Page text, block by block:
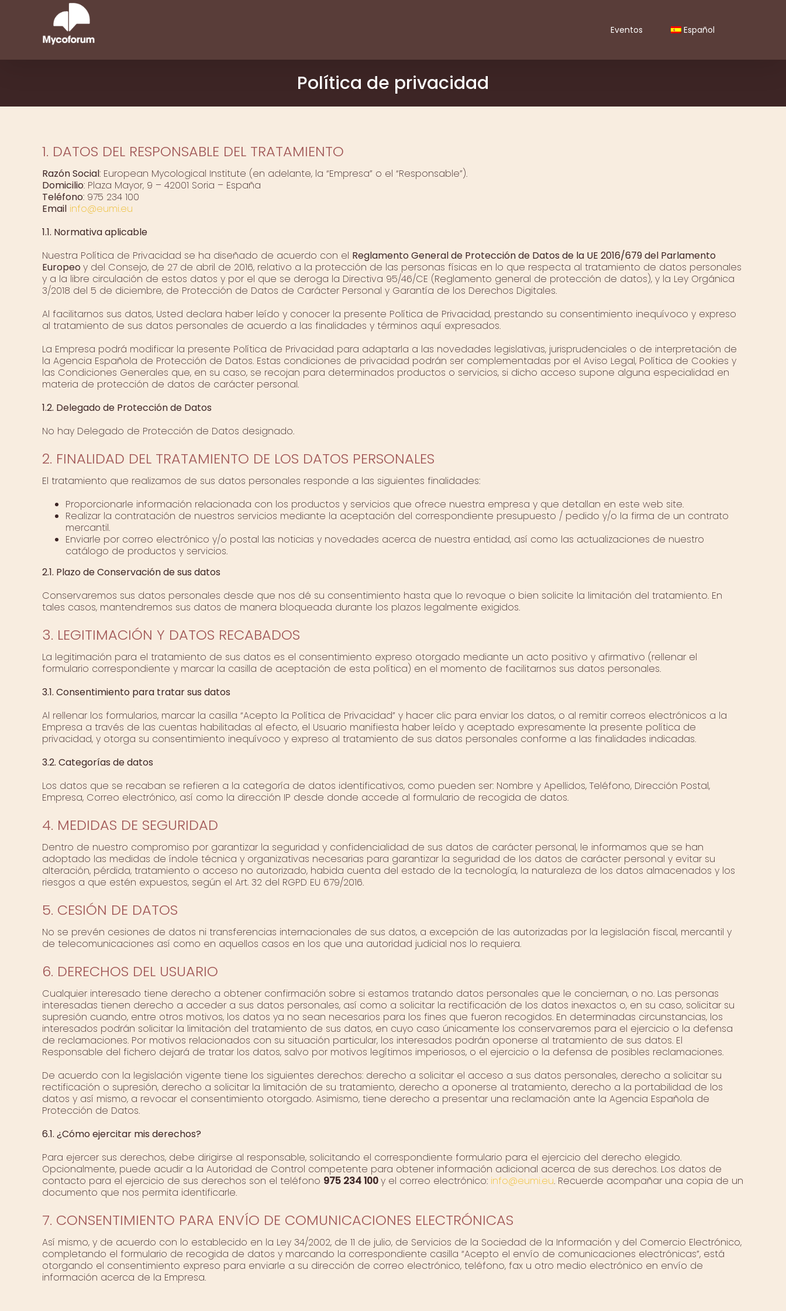
Eventos Español
Política de privacidad
1. DATOS DEL RESPONSABLE DEL TRATAMIENTO
Razón Social: European Mycological Institute (en adelante, la “Empresa” o el “Responsable”).
Domicilio: Plaza Mayor, 9 – 42001 Soria – España
Teléfono: 975 234 100
Email info@eumi.eu
1.1. Normativa aplicable
Nuestra Política de Privacidad se ha diseñado de acuerdo con el Reglamento General de Protección de Datos de la UE 2016/679 del Parlamento
Europeo y del Consejo, de 27 de abril de 2016, relativo a la protección de las personas físicas en lo que respecta al tratamiento de datos personales
y a la libre circulación de estos datos y por el que se deroga la Directiva 95/46/CE (Reglamento general de protección de datos), y la Ley Orgánica
3/2018 del 5 de diciembre, de Protección de Datos de Carácter Personal y Garantía de los Derechos Digitales.
Al facilitarnos sus datos, Usted declara haber leído y conocer la presente Política de Privacidad, prestando su consentimiento inequívoco y expreso
al tratamiento de sus datos personales de acuerdo a las finalidades y términos aquí expresados.
La Empresa podrá modificar la presente Política de Privacidad para adaptarla a las novedades legislativas, jurisprudenciales o de interpretación de
la Agencia Española de Protección de Datos. Estas condiciones de privacidad podrán ser complementadas por el Aviso Legal, Política de Cookies y
las Condiciones Generales que, en su caso, se recojan para determinados productos o servicios, si dicho acceso supone alguna especialidad en
materia de protección de datos de carácter personal.
1.2. Delegado de Protección de Datos
No hay Delegado de Protección de Datos designado.
2. FINALIDAD DEL TRATAMIENTO DE LOS DATOS PERSONALES
El tratamiento que realizamos de sus datos personales responde a las siguientes finalidades:
Proporcionarle información relacionada con los productos y servicios que ofrece nuestra empresa y que detallan en este web site.
Realizar la contratación de nuestros servicios mediante la aceptación del correspondiente presupuesto / pedido y/o la firma de un contrato
mercantil.
Enviarle por correo electrónico y/o postal las noticias y novedades acerca de nuestra entidad, así como las actualizaciones de nuestro
catálogo de productos y servicios.
2.1. Plazo de Conservación de sus datos
Conservaremos sus datos personales desde que nos dé su consentimiento hasta que lo revoque o bien solicite la limitación del tratamiento. En
tales casos, mantendremos sus datos de manera bloqueada durante los plazos legalmente exigidos.
3. LEGITIMACIÓN Y DATOS RECABADOS
La legitimación para el tratamiento de sus datos es el consentimiento expreso otorgado mediante un acto positivo y afirmativo (rellenar el
formulario correspondiente y marcar la casilla de aceptación de esta política) en el momento de facilitarnos sus datos personales.
3.1. Consentimiento para tratar sus datos
Al rellenar los formularios, marcar la casilla “Acepto la Política de Privacidad” y hacer clic para enviar los datos, o al remitir correos electrónicos a la
Empresa a través de las cuentas habilitadas al efecto, el Usuario manifiesta haber leído y aceptado expresamente la presente política de
privacidad, y otorga su consentimiento inequívoco y expreso al tratamiento de sus datos personales conforme a las finalidades indicadas.
3.2. Categorías de datos
Los datos que se recaban se refieren a la categoría de datos identificativos, como pueden ser: Nombre y Apellidos, Teléfono, Dirección Postal,
Empresa, Correo electrónico, así como la dirección IP desde donde accede al formulario de recogida de datos.
4. MEDIDAS DE SEGURIDAD
Dentro de nuestro compromiso por garantizar la seguridad y confidencialidad de sus datos de carácter personal, le informamos que se han
adoptado las medidas de índole técnica y organizativas necesarias para garantizar la seguridad de los datos de carácter personal y evitar su
alteración, pérdida, tratamiento o acceso no autorizado, habida cuenta del estado de la tecnología, la naturaleza de los datos almacenados y los
riesgos a que estén expuestos, según el Art. 32 del RGPD EU 679/2016.
5. CESIÓN DE DATOS
No se prevén cesiones de datos ni transferencias internacionales de sus datos, a excepción de las autorizadas por la legislación fiscal, mercantil y
de telecomunicaciones así como en aquellos casos en los que una autoridad judicial nos lo requiera.
6. DERECHOS DEL USUARIO
Cualquier interesado tiene derecho a obtener confirmación sobre si estamos tratando datos personales que le conciernan, o no. Las personas
interesadas tienen derecho a acceder a sus datos personales, así como a solicitar la rectificación de los datos inexactos o, en su caso, solicitar su
supresión cuando, entre otros motivos, los datos ya no sean necesarios para los fines que fueron recogidos. En determinadas circunstancias, los
interesados podrán solicitar la limitación del tratamiento de sus datos, en cuyo caso únicamente los conservaremos para el ejercicio o la defensa
de reclamaciones. Por motivos relacionados con su situación particular, los interesados podrán oponerse al tratamiento de sus datos. El
Responsable del fichero dejará de tratar los datos, salvo por motivos legítimos imperiosos, o el ejercicio o la defensa de posibles reclamaciones.
De acuerdo con la legislación vigente tiene los siguientes derechos: derecho a solicitar el acceso a sus datos personales, derecho a solicitar su
rectificación o supresión, derecho a solicitar la limitación de su tratamiento, derecho a oponerse al tratamiento, derecho a la portabilidad de los
datos y así mismo, a revocar el consentimiento otorgado. Asimismo, tiene derecho a presentar una reclamación ante la Agencia Española de
Protección de Datos.
6.1. ¿Cómo ejercitar mis derechos?
Para ejercer sus derechos, debe dirigirse al responsable, solicitando el correspondiente formulario para el ejercicio del derecho elegido.
Opcionalmente, puede acudir a la Autoridad de Control competente para obtener información adicional acerca de sus derechos. Los datos de
contacto para el ejercicio de sus derechos son el teléfono 975 234 100y el correo electrónico: info@eumi.eu. Recuerde acompañar una copia de un
documento que nos permita identificarle.
7. CONSENTIMIENTO PARA ENVÍO DE COMUNICACIONES ELECTRÓNICAS
Así mismo, y de acuerdo con lo establecido en la Ley 34/2002, de 11 de julio, de Servicios de la Sociedad de la Información y del Comercio Electrónico,
completando el formulario de recogida de datos y marcando la correspondiente casilla “Acepto el envío de comunicaciones electrónicas”, está
otorgando el consentimiento expreso para enviarle a su dirección de correo electrónico, teléfono, fax u otro medio electrónico en envío de
información acerca de la Empresa.